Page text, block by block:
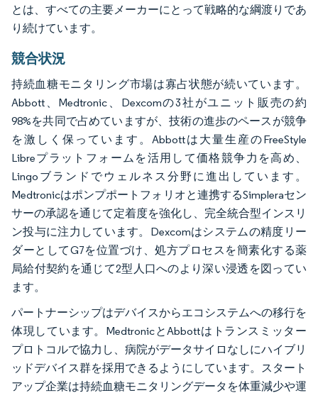
とは、すべての主要メーカーにとって戦略的な綱渡りであ
り続けています。
競合状況
持続血糖モニタリング市場は寡占状態が続いています。
Abbott、Medtronic、Dexcomの3社がユニット販売の約
98%を共同で占めていますが、技術の進歩のペースが競争
を激しく保っています。Abbottは大量生産のFreeStyle
Libreプラットフォームを活用して価格競争力を高め、
Lingoブランドでウェルネス分野に進出しています。
Medtronicはポンプポートフォリオと連携するSimpleraセン
サーの承認を通じて定着度を強化し、完全統合型インスリ
ン投与に注力しています。Dexcomはシステムの精度リー
ダーとしてG7を位置づけ、処方プロセスを簡素化する薬
局給付契約を通じて2型人口へのより深い浸透を図ってい
ます。
パートナーシップはデバイスからエコシステムへの移行を
体現しています。MedtronicとAbbottはトランスミッター
プロトコルで協力し、病院がデータサイロなしにハイブリ
ッドデバイス群を採用できるようにしています。スタート
アップ企業は持続血糖モニタリングデータを体重減少や運